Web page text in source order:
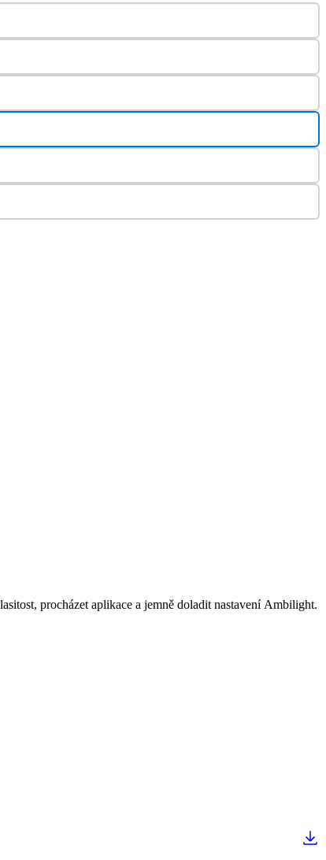
procházet aplikace a jemně doladit nastavení Ambilight.